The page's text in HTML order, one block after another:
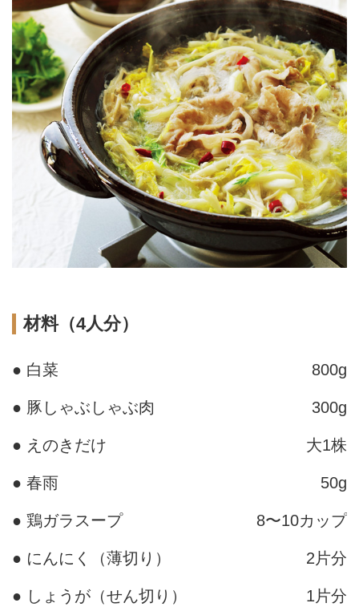
材料（4人分）
● 白菜 800g
● 豚しゃぶしゃぶ肉 300g
● えのきだけ 大1株
● 春雨 50g
● 鶏ガラスープ 8〜10カップ
● にんにく（薄切り） 2片分
● しょうが（せん切り） 1片分